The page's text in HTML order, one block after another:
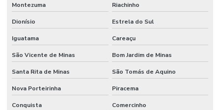
Montezuma Riachinho
Dionísio Estrela do Sul
Iguatama Careaçu
São Vicente de Minas Bom Jardim de Minas
Santa Rita de Minas São Tomás de Aquino
Nova Porteirinha Piracema
Conquista Comercinho